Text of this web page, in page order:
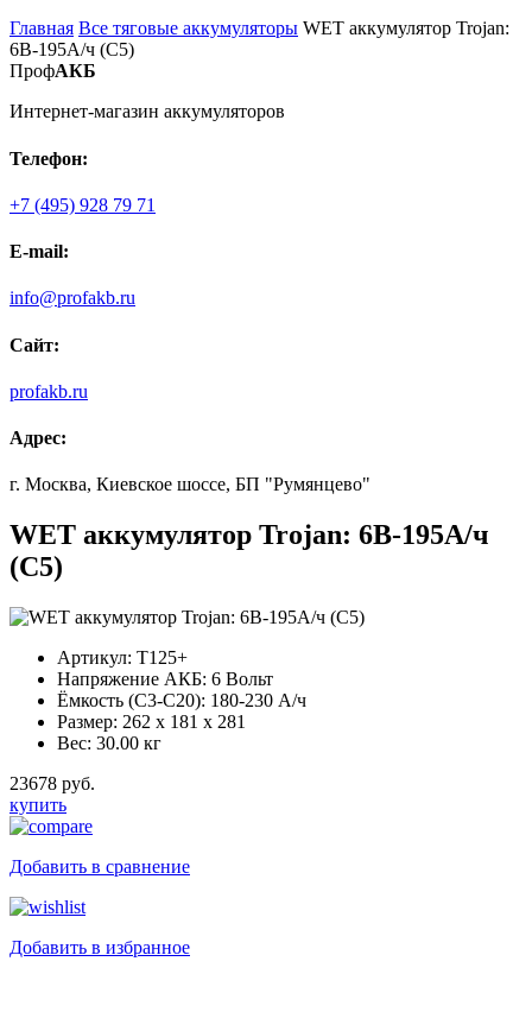
Главная Все тяговые аккумуляторы WET аккумулятор Trojan:
6В-195А/ч (С5)
ПрофАКБ
Интернет-магазин аккумуляторов
Телефон:
+7 (495) 928 79 71
E-mail:
info@profakb.ru
Сайт:
profakb.ru
Адрес:
г. Москва, Киевское шоссе, БП "Румянцево"
WET аккумулятор Trojan: 6В-195А/ч
(С5)
Артикул: T125+
Напряжение АКБ: 6 Вольт
Ёмкость (С3-С20): 180-230 А/ч
Размер: 262 x 181 x 281
Вес: 30.00 кг
23678 руб.
купить
Добавить в сравнение
Добавить в избранное